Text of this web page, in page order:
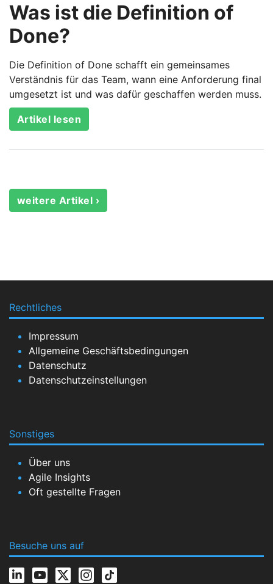
Was ist die Definition of
Done?
Die Definition of Done schafft ein gemeinsames
Verständnis für das Team, wann eine Anforderung final
umgesetzt ist und was dafür geschaffen werden muss.
Artikel lesen
weitere Artikel ›
Rechtliches
Impressum
Allgemeine Geschäftsbedingungen
Datenschutz
Datenschutzeinstellungen
Sonstiges
Über uns
Agile Insights
Oft gestellte Fragen
Besuche uns auf